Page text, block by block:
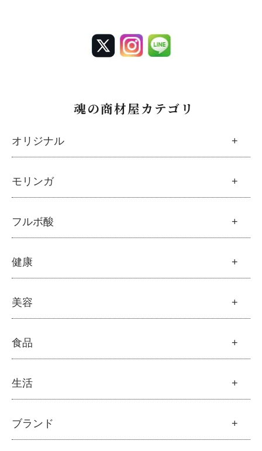
魂の商材屋カテゴリ
オリジナル
魂の商材屋オリジナル
├オリジナルスキンケア
├美容液・乳液・クリーム・オイル
├アルピニエッセンス化粧品
├
└
├オリジナルヘアケア
├スマイルシャンプー
├コンデ・トリートメント
└泡ボトル・ミニ泡ボトル
├オーガニック発酵モリンガ
├
生活用品
モリンガ
モリンガ
├解説 モリンガとは
├発酵モリンガ
├モリンガブライト化粧品
├
モリンガサプリメント
├スキン＆ボディケア
├
├モリンガ全商品
└モリンガ ブログ
フルボ酸
フルボ酸
├フルボ酸 太古の泉
健康
健康
├ミネラル
└健康飲料
美容
美容
├オリジナルスキンケア
├固形石鹸
├洗顔石鹸
├
└
雑貨
食品
食品
├雑穀
├ 豆・ごま・乾物・梅干し
├おせち料理
生活
生活
├ハミガキ
ブランド